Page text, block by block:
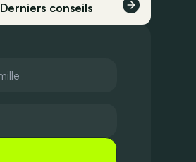
Derniers conseils